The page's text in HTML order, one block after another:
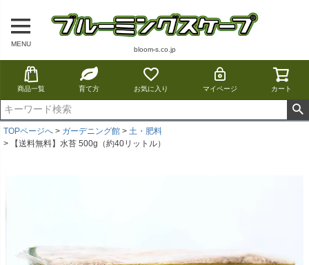
MENU
bloom-s.co.jp
商品一覧 育て方 お気に入り マイページ カート
TOPページへ ガーデニング館
土・肥料
【送料無料】水苔 500g（約40リットル）